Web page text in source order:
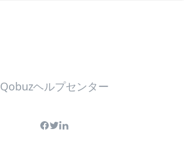
Qobuzヘルプセンター